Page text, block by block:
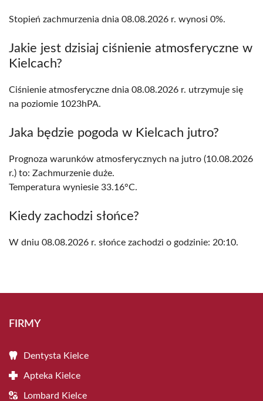
Stopień zachmurzenia dnia 08.08.2026 r. wynosi 0%.
Jakie jest dzisiaj ciśnienie atmosferyczne w
Kielcach?
Ciśnienie atmosferyczne dnia 08.08.2026 r. utrzymuje się
na poziomie 1023hPA.
Jaka będzie pogoda w Kielcach jutro?
Prognoza warunków atmosferycznych na jutro (10.08.2026
r.) to: Zachmurzenie duże.
Temperatura wyniesie 33.16°C.
Kiedy zachodzi słońce?
W dniu 08.08.2026 r. słońce zachodzi o godzinie: 20:10.
FIRMY
Dentysta Kielce
Apteka Kielce
Lombard Kielce